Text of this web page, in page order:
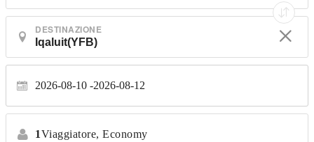
DESTINAZIONE
2026-08-10 2026-08-12
1Viaggiatore, Economy